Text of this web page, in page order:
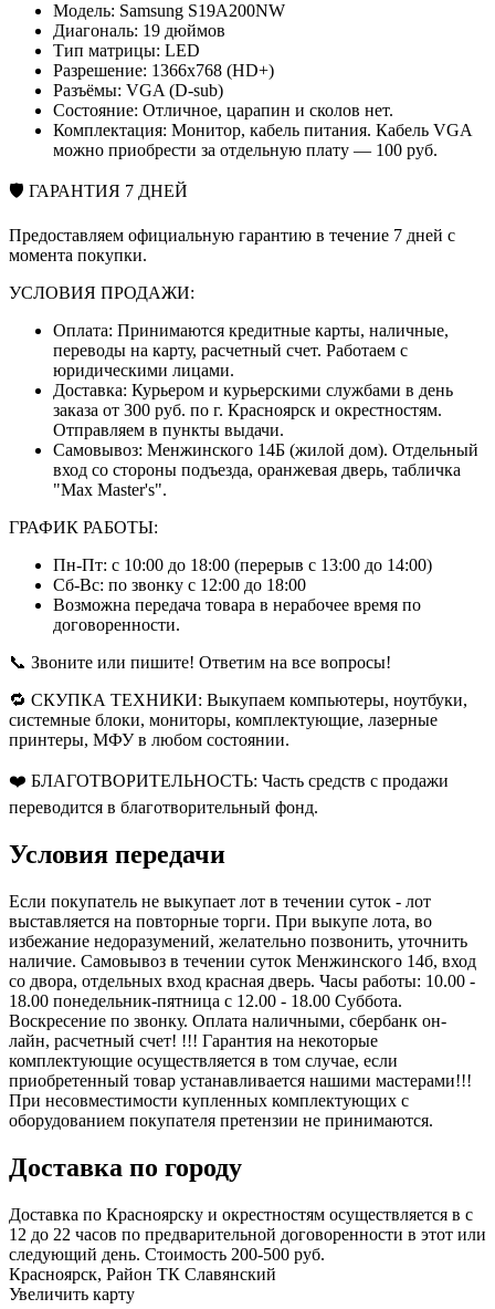
Модель: Samsung S19A200NW
Диагональ: 19 дюймов
Тип матрицы: LED
Разрешение: 1366x768 (HD+)
Разъёмы: VGA (D-sub)
Состояние: Отличное, царапин и сколов нет.
Комплектация: Монитор, кабель питания. Кабель VGA
можно приобрести за отдельную плату — 100 руб.
🛡 ГАРАНТИЯ 7 ДНЕЙ
Предоставляем официальную гарантию в течение 7 дней с
момента покупки.
УСЛОВИЯ ПРОДАЖИ:
Оплата: Принимаются кредитные карты, наличные,
переводы на карту, расчетный счет. Работаем с
юридическими лицами.
Доставка: Курьером и курьерскими службами в день
заказа от 300 руб. по г. Красноярск и окрестностям.
Отправляем в пункты выдачи.
Самовывоз: Менжинского 14Б (жилой дом). Отдельный
вход со стороны подъезда, оранжевая дверь, табличка
"Max Master's".
ГРАФИК РАБОТЫ:
Пн-Пт: с 10:00 до 18:00 (перерыв с 13:00 до 14:00)
Сб-Вс: по звонку с 12:00 до 18:00
Возможна передача товара в нерабочее время по
договоренности.
📞 Звоните или пишите! Ответим на все вопросы!
🔁 СКУПКА ТЕХНИКИ: Выкупаем компьютеры, ноутбуки,
системные блоки, мониторы, комплектующие, лазерные
принтеры, МФУ в любом состоянии.
❤️ БЛАГОТВОРИТЕЛЬНОСТЬ: Часть средств с продажи
переводится в благотворительный фонд.
Условия передачи
Если покупатель не выкупает лот в течении суток - лот
выставляется на повторные торги. При выкупе лота, во
избежание недоразумений, желательно позвонить, уточнить
наличие. Самовывоз в течении суток Менжинского 14б, вход
со двора, отдельных вход красная дверь. Часы работы: 10.00 -
18.00 понедельник-пятница с 12.00 - 18.00 Суббота.
Воскресение по звонку. Оплата наличными, сбербанк он-
лайн, расчетный счет! !!! Гарантия на некоторые
комплектующие осуществляется в том случае, если
приобретенный товар устанавливается нашими мастерами!!!
При несовместимости купленных комплектующих с
оборудованием покупателя претензии не принимаются.
Доставка по городу
Доставка по Красноярску и окрестностям осуществляется в с
12 до 22 часов по предварительной договоренности в этот или
следующий день. Стоимость 200-500 руб.
Красноярск, Район ТК Славянский
Увеличить карту